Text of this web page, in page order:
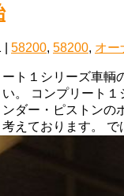
58200, 58200, オー
ト１シリーズ車
。 コンプリート
ダー・ピストン
えております。